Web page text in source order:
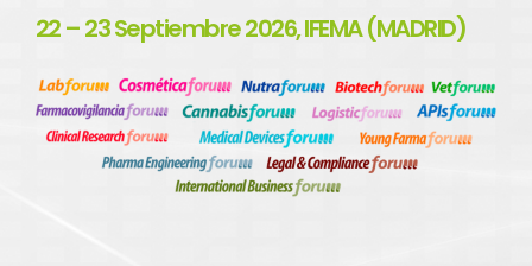
22 – 23 Septiembre 2026, IFEMA (MADRID)